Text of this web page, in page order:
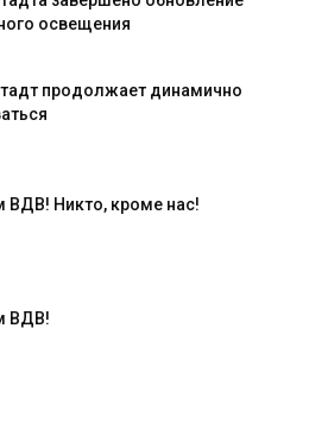
освещения
продолжает динамично
ВДВ! Никто, кроме нас!
ВДВ!